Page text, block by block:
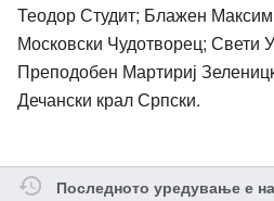
Теодор Студит; Блажен
Московски Чудотворец; Свети
Преподобен Мартириј
Дечански крал Српски.
Последното уредување е